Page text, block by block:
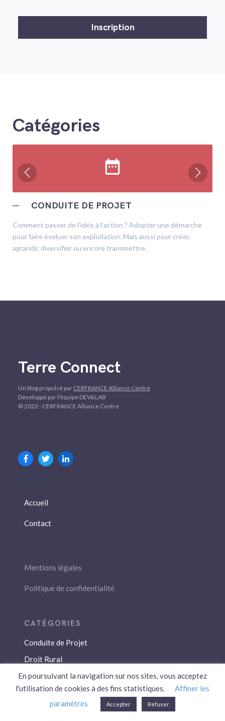
Catégories
date_range
─ CONDUITE DE PROJET
Comment passer de l’idée à l’action ? Adopter une démarche
pour faire évoluer son exploitation. Mais aussi pour créer,
agrandir, diversifier ou encore transmettre.
Terre Connect
Un blog propulsé par CERFRANCE Alliance Centre
Développé par l'équipe DEV&LAB
© 2022 - CERFRANCE Alliance Centre
Accueil
Contact
Mentions légales
Politique de confidentialité
Conduite de Projet
Droit Rural
Droit Social
Économie / Gestion
Environnement
En poursuivant la navigation sur nos sites, vous acceptez
l'utilisation de cookies à des fins statistiques.
Affiner les
paramètres
Accepter Refuser